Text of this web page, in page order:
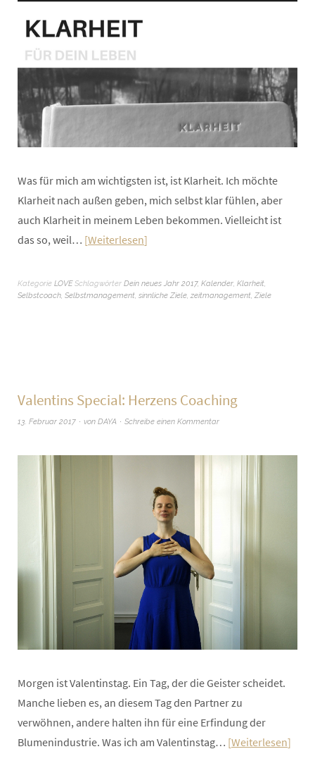
Was für mich am wichtigsten ist, ist Klarheit. Ich möchte
Klarheit nach außen geben, mich selbst klar fühlen, aber
auch Klarheit in meinem Leben bekommen. Vielleicht ist
das so, weil… Weiterlesen
Kategorie LOVE Schlagwörter Dein neues Jahr 2017, Kalender, Klarheit,
Selbstcoach, Selbstmanagement, sinnliche Ziele, zeitmanagement,Ziele
Valentins Special: Herzens Coaching
13. Februar 2017 von DAYA Schreibe einen Kommentar
Morgen ist Valentinstag. Ein Tag, der die Geister scheidet.
Manche lieben es, an diesem Tag den Partner zu
verwöhnen, andere halten ihn für eine Erfindung der
Blumenindustrie. Was ich am Valentinstag… Weiterlesen